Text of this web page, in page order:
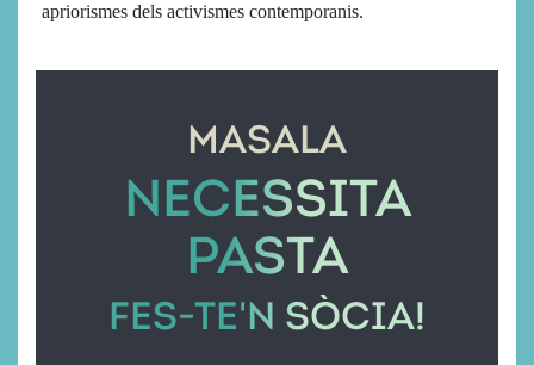
apriorismes dels activismes contemporanis.
MASALA
NECESSITA
PASTA
FES-TE'N SÒCIA!